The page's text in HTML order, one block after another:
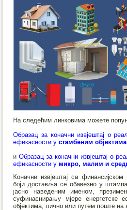
На следећим линковима можете
Образац за коначни извјештај о
ефикасности устамбеним објектима
иОбразац за коначни извјештај о
ефикасности умикро, малим и
Коначни извјештај са
боји доставља се обавезно у
јасно наведеним именом,
суфинаснирању мјере енергетске
објектима, лично или путем поште на